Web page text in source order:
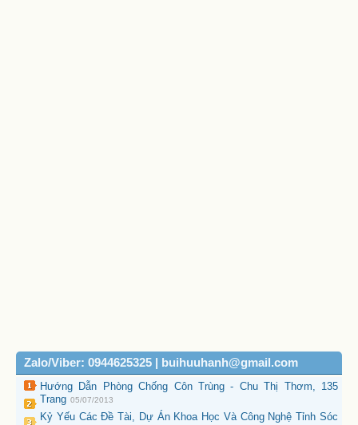
Zalo/Viber: 0944625325 | buihuuhanh@gmail.com
Hướng Dẫn Phòng Chống Côn Trùng - Chu Thị Thơm, 135
Trang 05/07/2013
Kỷ Yếu Các Đề Tài, Dự Án Khoa Học Và Công Nghệ Tỉnh Sóc